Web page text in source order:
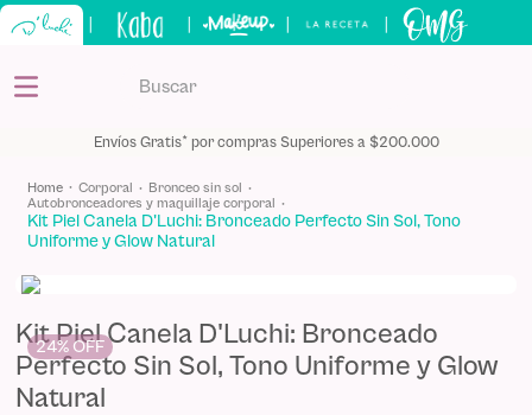
Envíos Gratis* por compras Superiores a $200.000
corporal
bronceo sin sol
autobronceadores y maquillaje corporal
Kit Piel Canela D'Luchi: Bronceado Perfecto Sin Sol, Tono
Uniforme y Glow Natural
24%
Kit Piel Canela D'Luchi: Bronceado
Perfecto Sin Sol, Tono Uniforme y Glow
Natural
TÉRMINOS MÁS BUSCADOS
2.
shampoo
3.
bronceador
4.
5. tónico